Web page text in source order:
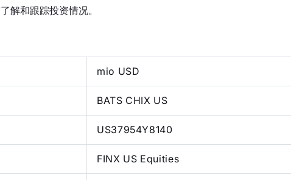
解和跟踪投资情况。
mio USD
BATS CHIX US
US37954Y8140
FINX US Equities